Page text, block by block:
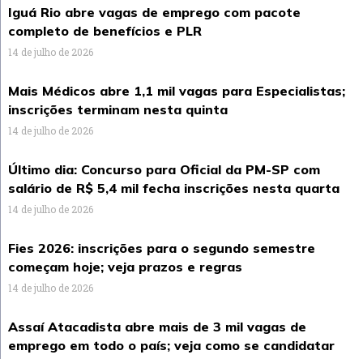
Iguá Rio abre vagas de emprego com pacote
completo de benefícios e PLR
14 de julho de 2026
Mais Médicos abre 1,1 mil vagas para Especialistas;
inscrições terminam nesta quinta
14 de julho de 2026
Último dia: Concurso para Oficial da PM-SP com
salário de R$ 5,4 mil fecha inscrições nesta quarta
14 de julho de 2026
Fies 2026: inscrições para o segundo semestre
começam hoje; veja prazos e regras
14 de julho de 2026
Assaí Atacadista abre mais de 3 mil vagas de
emprego em todo o país; veja como se candidatar